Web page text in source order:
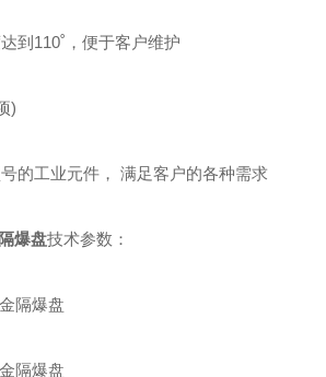
到110˚，便于客户维护
)
的工业元件， 满足客户的各种需求
爆盘技术参数：